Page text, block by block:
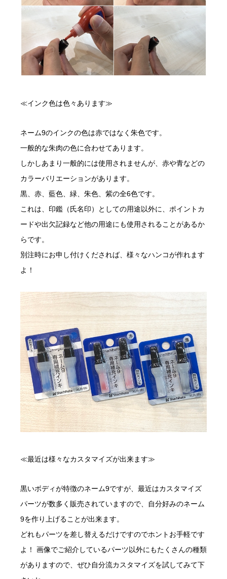
≪インク色は色々あります≫
ネーム9のインクの色は赤ではなく朱色です。
一般的な朱肉の色に合わせてあります。
しかしあまり一般的には使用されませんが、赤や青などの
カラーバリエーションがあります。
黒、赤、藍色、緑、朱色、紫の全6色です。
これは、印鑑（氏名印）としての用途以外に、ポイントカ
ードや出欠記録など他の用途にも使用されることがあるか
らです。
別注時にお申し付けくだされば、様々なハンコが作れます
よ！
≪最近は様々なカスタマイズが出来ます≫
黒いボディが特徴のネーム9ですが、最近はカスタマイズ
パーツが数多く販売されていますので、自分好みのネーム
9を作り上げることが出来ます。
どれもパーツを差し替えるだけですのでホントお手軽です
よ！ 画像でご紹介しているパーツ以外にもたくさんの種類
がありますので、ぜひ自分流カスタマイズを試してみて下